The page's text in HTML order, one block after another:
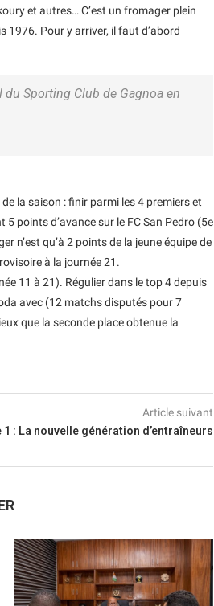
et autres… C’est un fromager plein
1976. Pour y arriver, il faut d’abord
Sporting Club de Gagnoa en
la saison : finir parmi les 4 premiers et
5 points d’avance sur le FC San Pedro (5e
n’est qu’à 2 points de la jeune équipe de
à la journée 21.
11 à 21). Régulier dans le top 4 depuis
avec (12 matchs disputés pour 7
que la seconde place obtenue la
Article suivant
1 : La nouvelle génération d’entraîneurs